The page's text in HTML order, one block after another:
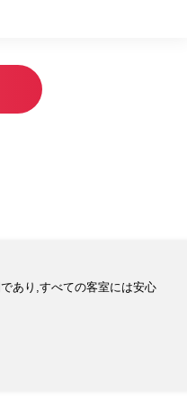
あり,すべての客室には安心